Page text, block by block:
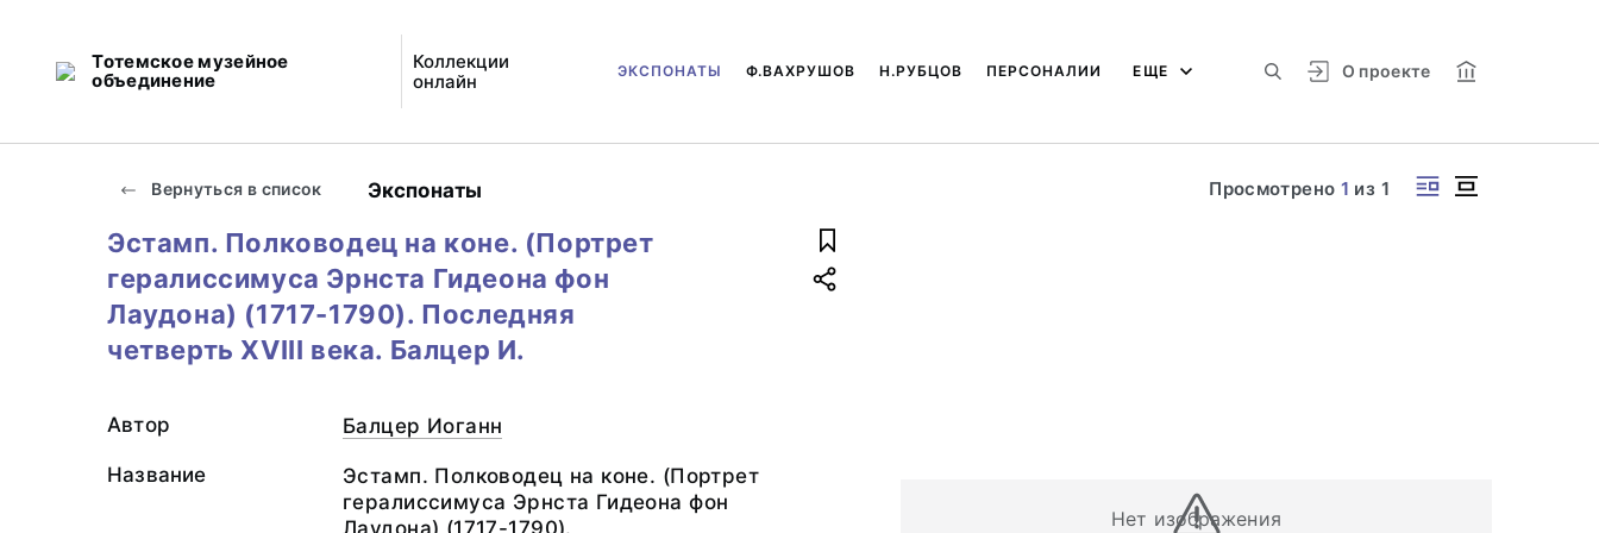
Тотемское музейное
объединение
Коллекции
онлайн
О проекте
ЭКСПОНАТЫ Ф.ВАХРУШОВ Н.РУБЦОВ ПЕРСОНАЛИИ ЕЩЕ
Вернуться в список Экспонаты Просмотрено 1 из 1
Нет изображения
Эстамп. Полководец на коне. (Портрет
гералиссимуса Эрнста Гидеона фон
Лаудона) (1717-1790). Последняя
четверть XVIII века. Балцер И.
Автор Балцер Иоганн
Название
Эстамп. Полководец на коне. (Портрет
гералиссимуса Эрнста Гидеона фон
Лаудона) (1717-1790).